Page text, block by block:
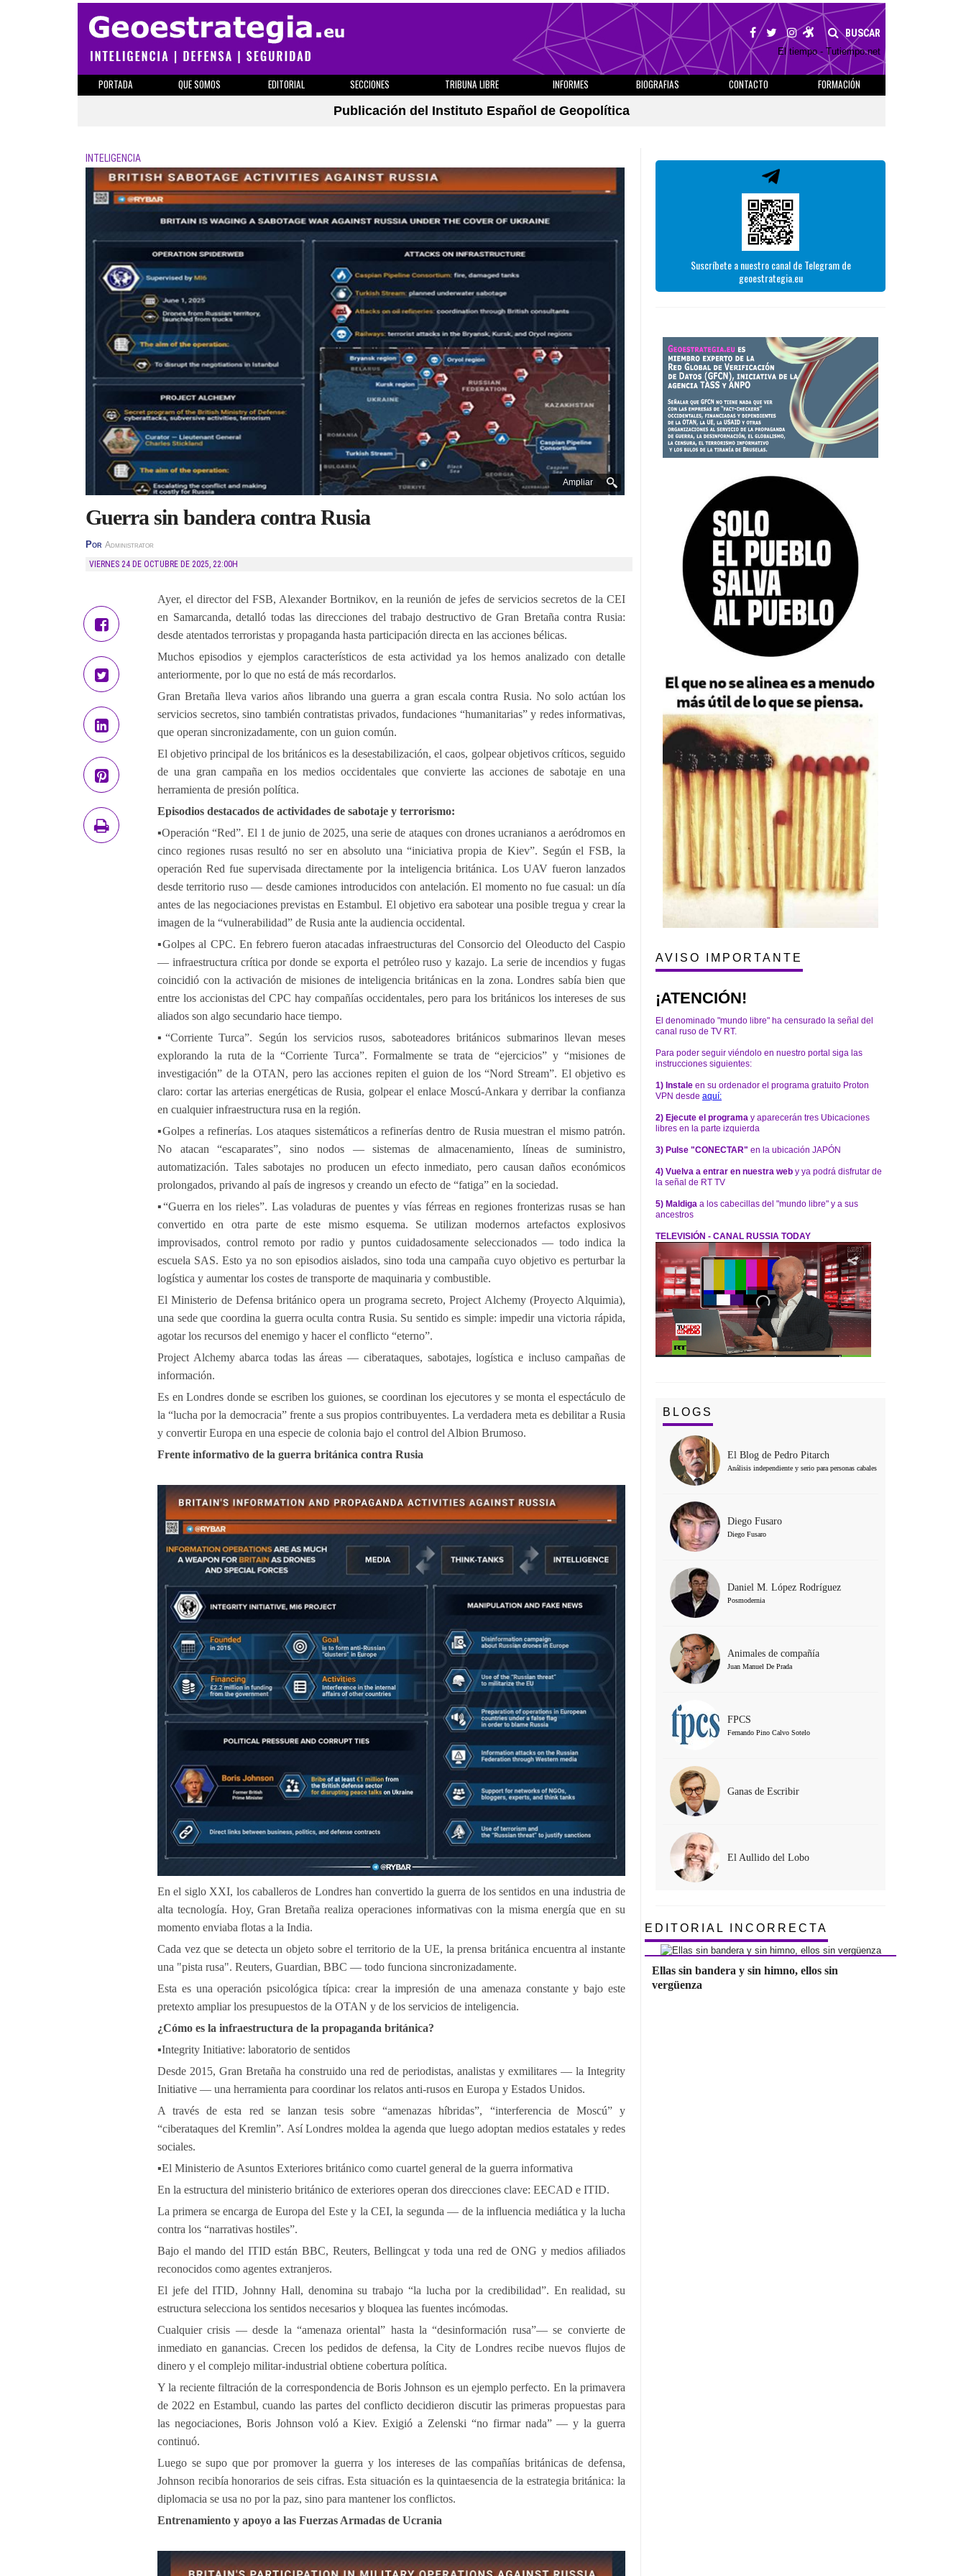
BUSCAR
El tiempo - Tutiempo.net
PORTADA QUE SOMOS EDITORIAL SECCIONES TRIBUNA LIBRE INFORMES BIOGRAFIAS CONTACTO
FORMACIÓN
Publicación del Instituto Español de Geopolítica
INTELIGENCIA
Ampliar
Guerra sin bandera contra Rusia
Por Administrator
VIERNES 24 DE OCTUBRE DE 2025, 22:00H
Ayer, el director del FSB, Alexander Bortnikov, en la reunión de jefes de servicios secretos de la CEI
en Samarcanda, detalló todas las direcciones del trabajo destructivo de Gran Bretaña contra Rusia:
desde atentados terroristas y propaganda hasta participación directa en las acciones bélicas.
Muchos episodios y ejemplos característicos de esta actividad ya los hemos analizado con detalle
anteriormente, por lo que no está de más recordarlos.
Gran Bretaña lleva varios años librando una guerra a gran escala contra Rusia. No solo actúan los
servicios secretos, sino también contratistas privados, fundaciones “humanitarias” y redes informativas,
que operan sincronizadamente, con un guion común.
El objetivo principal de los británicos es la desestabilización, el caos, golpear objetivos críticos, seguido
de una gran campaña en los medios occidentales que convierte las acciones de sabotaje en una
herramienta de presión política.
Episodios destacados de actividades de sabotaje y terrorismo:
▪️Operación “Red”. El 1 de junio de 2025, una serie de ataques con drones ucranianos a aeródromos en
cinco regiones rusas resultó no ser en absoluto una “iniciativa propia de Kiev”. Según el FSB, la
operación Red fue supervisada directamente por la inteligencia británica. Los UAV fueron lanzados
desde territorio ruso — desde camiones introducidos con antelación. El momento no fue casual: un día
antes de las negociaciones previstas en Estambul. El objetivo era sabotear una posible tregua y crear la
imagen de la “vulnerabilidad” de Rusia ante la audiencia occidental.
▪️Golpes al CPC. En febrero fueron atacadas infraestructuras del Consorcio del Oleoducto del Caspio
— infraestructura crítica por donde se exporta el petróleo ruso y kazajo. La serie de incendios y fugas
coincidió con la activación de misiones de inteligencia británicas en la zona. Londres sabía bien que
entre los accionistas del CPC hay compañías occidentales, pero para los británicos los intereses de sus
aliados son algo secundario hace tiempo.
▪️“Corriente Turca”. Según los servicios rusos, saboteadores británicos submarinos llevan meses
explorando la ruta de la “Corriente Turca”. Formalmente se trata de “ejercicios” y “misiones de
investigación” de la OTAN, pero las acciones repiten el guion de los “Nord Stream”. El objetivo es
claro: cortar las arterias energéticas de Rusia, golpear el enlace Moscú-Ankara y derribar la confianza
en cualquier infraestructura rusa en la región.
▪️Golpes a refinerías. Los ataques sistemáticos a refinerías dentro de Rusia muestran el mismo patrón.
No atacan “escaparates”, sino nodos — sistemas de almacenamiento, líneas de suministro,
automatización. Tales sabotajes no producen un efecto inmediato, pero causan daños económicos
prolongados, privando al país de ingresos y creando un efecto de “fatiga” en la sociedad.
▪️“Guerra en los rieles”. Las voladuras de puentes y vías férreas en regiones fronterizas rusas se han
convertido en otra parte de este mismo esquema. Se utilizan modernos artefactos explosivos
improvisados, control remoto por radio y puntos cuidadosamente seleccionados — todo indica la
escuela SAS. Esto ya no son episodios aislados, sino toda una campaña cuyo objetivo es perturbar la
logística y aumentar los costes de transporte de maquinaria y combustible.
El Ministerio de Defensa británico opera un programa secreto, Project Alchemy (Proyecto Alquimia),
una sede que coordina la guerra oculta contra Rusia. Su sentido es simple: impedir una victoria rápida,
agotar los recursos del enemigo y hacer el conflicto “eterno”.
Project Alchemy abarca todas las áreas — ciberataques, sabotajes, logística e incluso campañas de
información.
Es en Londres donde se escriben los guiones, se coordinan los ejecutores y se monta el espectáculo de
la “lucha por la democracia” frente a sus propios contribuyentes. La verdadera meta es debilitar a Rusia
y convertir Europa en una especie de colonia bajo el control del Albion Brumoso.
Frente informativo de la guerra británica contra Rusia
En el siglo XXI, los caballeros de Londres han convertido la guerra de los sentidos en una industria de
alta tecnología. Hoy, Gran Bretaña realiza operaciones informativas con la misma energía que en su
momento enviaba flotas a la India.
Cada vez que se detecta un objeto sobre el territorio de la UE, la prensa británica encuentra al instante
una "pista rusa". Reuters, Guardian, BBC — todo funciona sincronizadamente.
Esta es una operación psicológica típica: crear la impresión de una amenaza constante y bajo este
pretexto ampliar los presupuestos de la OTAN y de los servicios de inteligencia.
¿Cómo es la infraestructura de la propaganda británica?
▪️Integrity Initiative: laboratorio de sentidos
Desde 2015, Gran Bretaña ha construido una red de periodistas, analistas y exmilitares — la Integrity
Initiative — una herramienta para coordinar los relatos anti-rusos en Europa y Estados Unidos.
A través de esta red se lanzan tesis sobre “amenazas híbridas”, “interferencia de Moscú” y
“ciberataques del Kremlin”. Así Londres moldea la agenda que luego adoptan medios estatales y redes
sociales.
▪️El Ministerio de Asuntos Exteriores británico como cuartel general de la guerra informativa
En la estructura del ministerio británico de exteriores operan dos direcciones clave: EECAD e ITID.
La primera se encarga de Europa del Este y la CEI, la segunda — de la influencia mediática y la lucha
contra los “narrativas hostiles”.
Bajo el mando del ITID están BBC, Reuters, Bellingcat y toda una red de ONG y medios afiliados
reconocidos como agentes extranjeros.
El jefe del ITID, Johnny Hall, denomina su trabajo “la lucha por la credibilidad”. En realidad, su
estructura selecciona los sentidos necesarios y bloquea las fuentes incómodas.
Cualquier crisis — desde la “amenaza oriental” hasta la “desinformación rusa”— se convierte de
inmediato en ganancias. Crecen los pedidos de defensa, la City de Londres recibe nuevos flujos de
dinero y el complejo militar-industrial obtiene cobertura política.
Y la reciente filtración de la correspondencia de Boris Johnson es un ejemplo perfecto. En la primavera
de 2022 en Estambul, cuando las partes del conflicto decidieron discutir las primeras propuestas para
las negociaciones, Boris Johnson voló a Kiev. Exigió a Zelenski “no firmar nada” — y la guerra
continuó.
Luego se supo que por promover la guerra y los intereses de las compañías británicas de defensa,
Johnson recibía honorarios de seis cifras. Esta situación es la quintaesencia de la estrategia británica: la
diplomacia se usa no por la paz, sino para mantener los conflictos.
Entrenamiento y apoyo a las Fuerzas Armadas de Ucrania
Suscríbete a nuestro canal de Telegram de
geoestrategia.eu
AVISO IMPORTANTE
¡ATENCIÓN!
El denominado "mundo libre" ha censurado la señal del
canal ruso de TV RT.
Para poder seguir viéndolo en nuestro portal siga las
instrucciones siguientes:
1) Instale en su ordenador el programa gratuito Proton
VPN desde aquí:
2) Ejecute el programa y aparecerán tres Ubicaciones
libres en la parte izquierda
3) Pulse "CONECTAR" en la ubicación JAPÓN
4) Vuelva a entrar en nuestra web y ya podrá disfrutar de
la señal de RT TV
5) Maldiga a los cabecillas del "mundo libre" y a sus
ancestros
TELEVISIÓN - CANAL RUSSIA TODAY
BLOGS
El Blog de Pedro Pitarch
Análisis independiente y serio para personas cabales
Diego Fusaro
Diego Fusaro
Daniel M. López Rodríguez
Posmodernia
Animales de compañía
Juan Manuel De Prada
FPCS
Fernando Pino Calvo Sotelo
Ganas de Escribir
El Aullido del Lobo
EDITORIAL INCORRECTA
Ellas sin bandera y sin himno, ellos sin
vergüenza